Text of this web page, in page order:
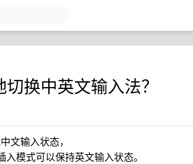
换中英文输入法？
文输入状态，
模式可以保持英文输入状态。